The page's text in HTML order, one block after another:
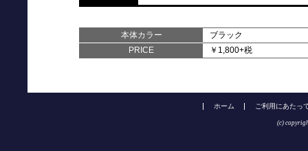
本体カラー
ブラック
PRICE
￥1,800+税
ホーム ご利用にあたっ
(c)